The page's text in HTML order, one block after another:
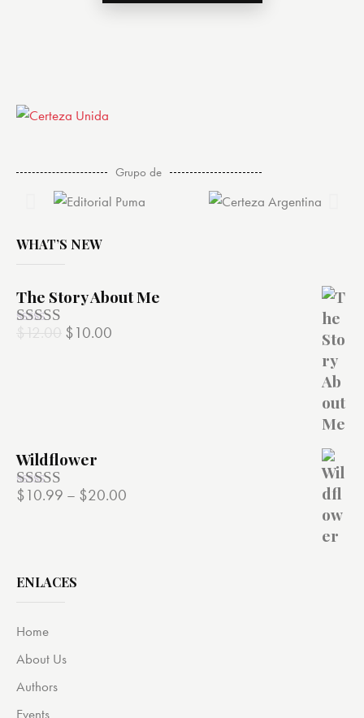
Grupo de
WHAT’S NEW
The Story About Me
Valorado
$12.00 $10.00
Wildflower
Valorado
$10.99 – $20.00
ENLACES
Home
About Us
Authors
Events